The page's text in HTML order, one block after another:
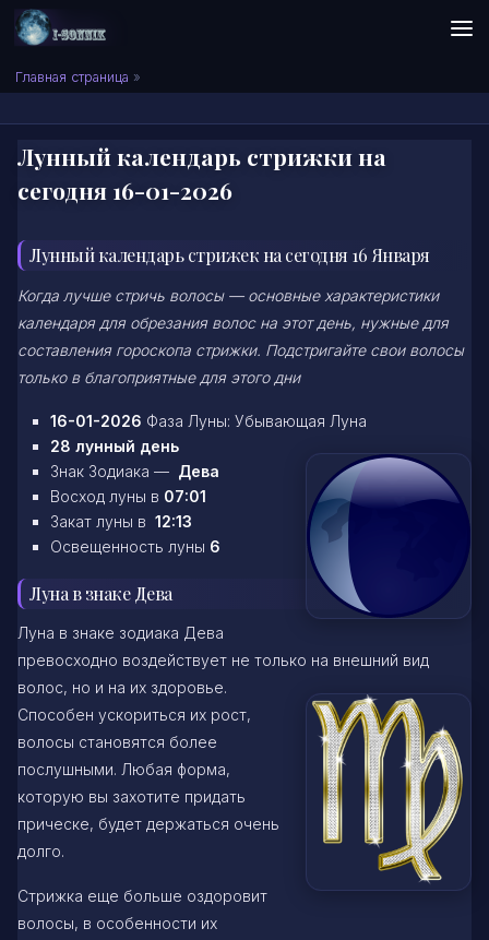
Skip to content
Сонник I-SONNIK.COM
Главная страница »
Лунный календарь стрижки на
сегодня 16-01-2026
Лунный календарь стрижек на сегодня 16 Января
Когда лучше стричь волосы — основные характеристики
календаря для обрезания волос на этот день, нужные для
составления гороскопа стрижки. Подстригайте свои волосы
только в благоприятные для этого дни
16-01-2026 Фаза Луны: Убывающая Луна
28 лунный день
Знак Зодиака — Дева
Восход луны в 07:01
Закат луны в 12:13
Освещенность луны 6
Луна в знаке Дева
Луна в знаке зодиака Дева
превосходно воздействует не только на внешний вид
волос, но и на их здоровье.
Способен ускориться их рост,
волосы становятся более
послушными. Любая форма,
которую вы захотите придать
прическе, будет держаться очень
долго.
Стрижка еще больше оздоровит
волосы, в особенности их